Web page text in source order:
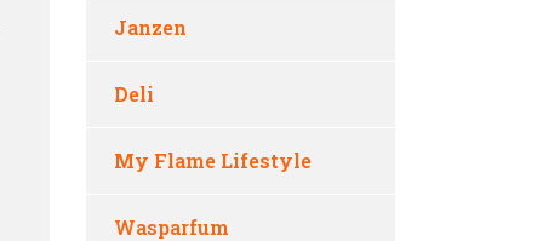
Janzen
Deli
My Flame Lifestyle
Wasparfum